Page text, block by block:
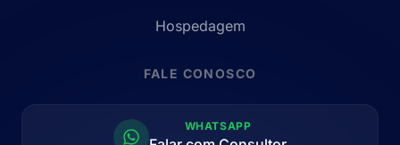
Hospedagem
FALE CONOSCO
WHATSAPP